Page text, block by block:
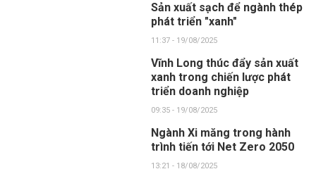
Sản xuất sạch để ngành thép
phát triển "xanh"
11:37 - 19/08/2025
Vĩnh Long thúc đẩy sản xuất
xanh trong chiến lược phát
triển doanh nghiệp
09:35 - 19/08/2025
Ngành Xi măng trong hành
trình tiến tới Net Zero 2050
13:21 - 18/08/2025